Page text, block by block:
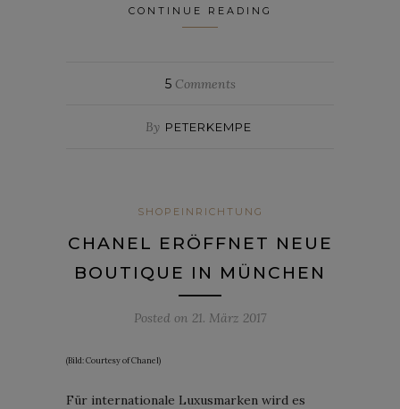
CONTINUE READING
5Comments
By PETERKEMPE
SHOPEINRICHTUNG
CHANEL ERÖFFNET NEUE
BOUTIQUE IN MÜNCHEN
Posted on 21. März 2017
(Bild: Courtesy of Chanel)
Für internationale Luxusmarken wird es